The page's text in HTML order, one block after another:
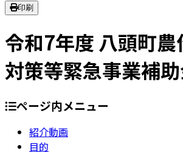
印刷
令和7年度 八頭町
対策等緊急事業補
ページ内メニュー
紹介動画
目的